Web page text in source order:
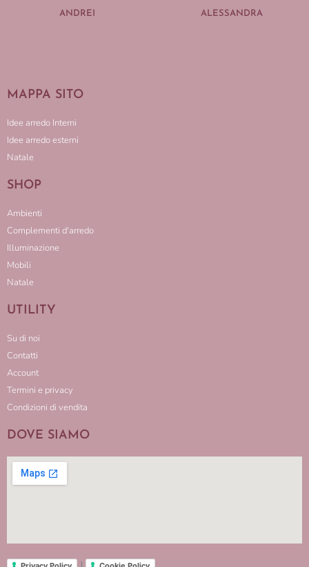
ANDREI ALESSANDRA
MAPPA SITO
Idee arredo Interni
Idee arredo esterni
Natale
SHOP
Ambienti
Complementi d'arredo
Illuminazione
Mobili
Natale
UTILITY
Su di noi
Contatti
Account
Termini e privacy
Condizioni di vendita
DOVE SIAMO